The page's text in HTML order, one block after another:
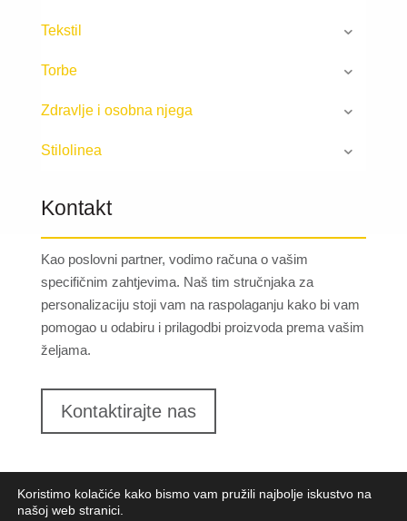
Tekstil
Torbe
Zdravlje i osobna njega
Stilolinea
Kontakt
Kao poslovni partner, vodimo računa o vašim
specifičnim zahtjevima. Naš tim stručnjaka za
personalizaciju stoji vam na raspolaganju kako bi vam
pomogao u odabiru i prilagodbi proizvoda prema vašim
željama.
Kontaktirajte nas
Koristimo kolačiće kako bismo vam pružili najbolje iskustvo na
našoj web stranici.